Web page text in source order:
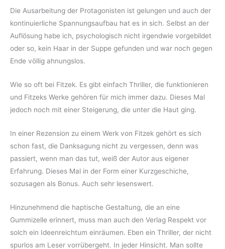
Die Ausarbeitung der Protagonisten ist gelungen und auch der
kontinuierliche Spannungsaufbau hat es in sich. Selbst an der
Auflösung habe ich, psychologisch nicht irgendwie vorgebildet
oder so, kein Haar in der Suppe gefunden und war noch gegen
Ende völlig ahnungslos.
Wie so oft bei Fitzek. Es gibt einfach Thriller, die funktionieren
und Fitzeks Werke gehören für mich immer dazu. Dieses Mal
jedoch noch mit einer Steigerung, die unter die Haut ging.
In einer Rezension zu einem Werk von Fitzek gehört es sich
schon fast, die Danksagung nicht zu vergessen, denn was
passiert, wenn man das tut, weiß der Autor aus eigener
Erfahrung. Dieses Mal in der Form einer Kurzgeschiche,
sozusagen als Bonus. Auch sehr lesenswert.
Hinzunehmend die haptische Gestaltung, die an eine
Gummizelle erinnert, muss man auch den Verlag Respekt vor
solch ein Ideenreichtum einräumen. Eben ein Thriller, der nicht
spurlos am Leser vorrübergeht. In jeder Hinsicht. Man sollte